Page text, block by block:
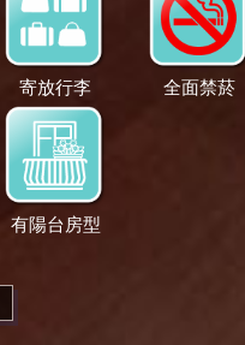
寄放行李 全面禁菸
有陽台房型